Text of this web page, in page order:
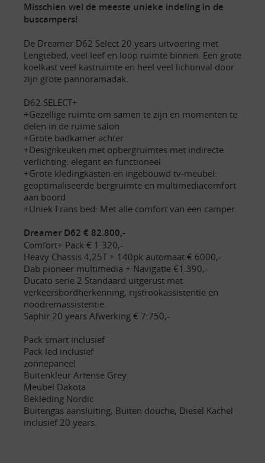
Misschien wel de meeste unieke indeling in de
buscampers!
De Dreamer D62 Select 20 years uitvoering met
Lengtebed, veel leef en loop ruimte binnen. Een grote
koelkast veel kastruimte en heel veel lichtinval door
zijn grote pannoramadak.
D62 SELECT+
+Gezellige ruimte om samen te zijn en momenten te
delen in de ruime salon
+Grote badkamer achter
+Designkeuken met opbergruimtes met indirecte
verlichting: elegant en functioneel
+Grote kledingkasten en ingebouwd tv-meubel:
geoptimaliseerde bergruimte en multimediacomfort
aan boord
+Uniek Frans bed: Met alle comfort van een camper.
Dreamer D62 € 82.800,-
Comfort+ Pack € 1.320,-
Heavy Chassis 4,25T + 140pk automaat € 6000,-
Dab pioneer multimedia + Navigatie €1.390,-
Ducato serie 2 Standaard uitgerust met
verkeersbordherkenning, rijstrookassistentie en
noodremassistentie.
Saphir 20 years Afwerking € 7.750,-
Pack smart inclusief
Pack led inclusief
zonnepaneel
Buitenkleur Artense Grey
Meubel Dakota
Bekleding Nordic
Buitengas aansluiting, Buiten douche, Diesel Kachel
inclusief 20 years.